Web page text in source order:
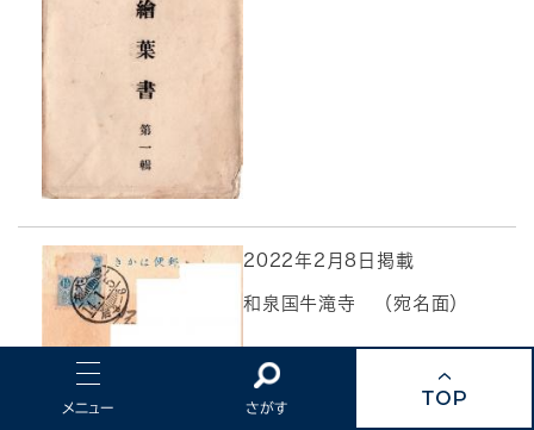
2022年2月8日掲載
和泉国牛滝寺 （宛名面）